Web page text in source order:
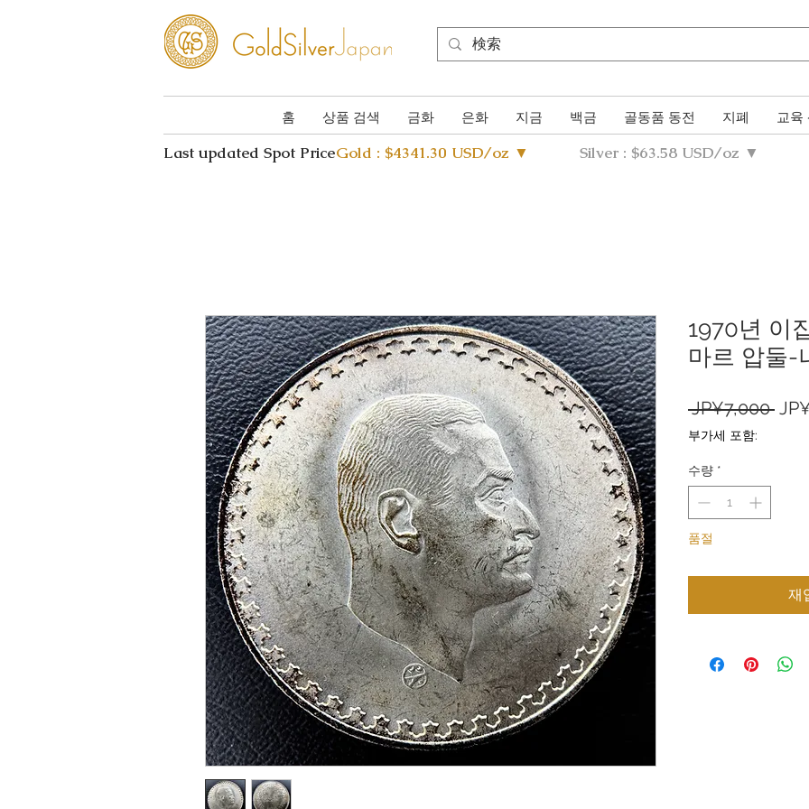
홈 상품 검색 금화 은화 지금 백금 골동품 동전 지폐 교육
Last updated Spot PriceGold : $4341.30 USD/oz ▼ Silver : $63.58 USD/oz ▼
1970년 이
마르 압둘-
JP¥7,000 일
부가세 포함:
수량 *
품절
재